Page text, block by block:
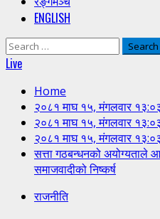
ENGLISH
Search
for:
Live
Home
२०८१ माघ १५, मंगलवार
२०८१ माघ १५, मंगलवार
२०८१ माघ १५, मंगलवार
सत्ता गठबन्धनको
समाजवादीको निष्कर्ष
राजनीति